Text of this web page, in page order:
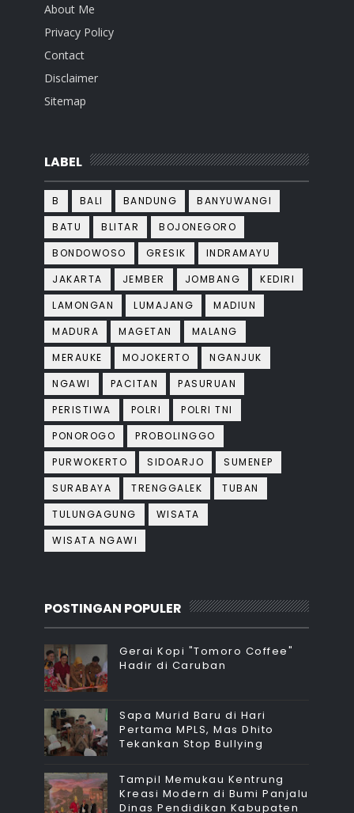
About Me
Privacy Policy
Contact
Disclaimer
Sitemap
LABEL
B BALI BANDUNG
BANYUWANGI
BATU
BLITAR
BOJONEGORO
BONDOWOSO
GRESIK
INDRAMAYU
JAKARTA
JEMBER JOMBANG
KEDIRI
LAMONGAN
LUMAJANG
MADIUN
MADURA
MAGETAN
MALANG
MERAUKE
MOJOKERTO
NGANJUK
NGAWI
PACITAN
PASURUAN
PERISTIWA
POLRI
POLRI TNI
PONOROGO
PROBOLINGGO
PURWOKERTO
SIDOARJO
SUMENEP
SURABAYA
TRENGGALEK
TUBAN
TULUNGAGUNG
WISATA
WISATA NGAWI
POSTINGAN POPULER
Gerai Kopi "Tomoro Coffee"
Hadir di Caruban
Sapa Murid Baru di Hari
Pertama MPLS, Mas Dhito
Tekankan Stop Bullying
Tampil Memukau Kentrung
Kreasi Modern di Bumi Panjalu
Dinas Pendidikan Kabupaten